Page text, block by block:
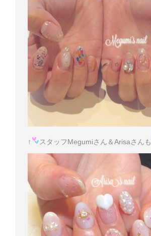
↑ スタッフMegumiさん＆Arisaさんも